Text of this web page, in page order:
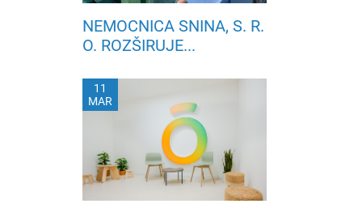
NEMOCNICA SNINA, S. R.
O. ROZŠIRUJE...
11
MAR